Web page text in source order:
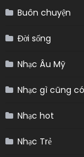
Buôn chuyện
Đời sống
Nhạc Âu Mỹ
Nhạc gì cũng có
Nhạc hot
Nhạc Trẻ